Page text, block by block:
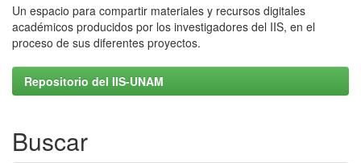
Un espacio para compartir materiales y recursos digitales
académicos producidos por los investigadores del IIS, en el
proceso de sus diferentes proyectos.
Repositorio del IIS-UNAM
Buscar